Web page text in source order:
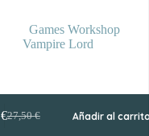
Games Workshop
Vampire Lord
27,50€
El
€El
Añadir al carrito